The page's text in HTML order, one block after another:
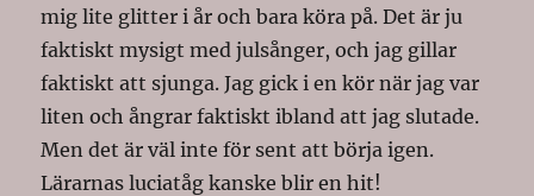
mig lite glitter i år och bara köra på. Det är ju
faktiskt mysigt med julsånger, och jag gillar
faktiskt att sjunga. Jag gick i en kör när jag var
liten och ångrar faktiskt ibland att jag slutade.
Men det är väl inte för sent att börja igen.
Lärarnas luciatåg kanske blir en hit!